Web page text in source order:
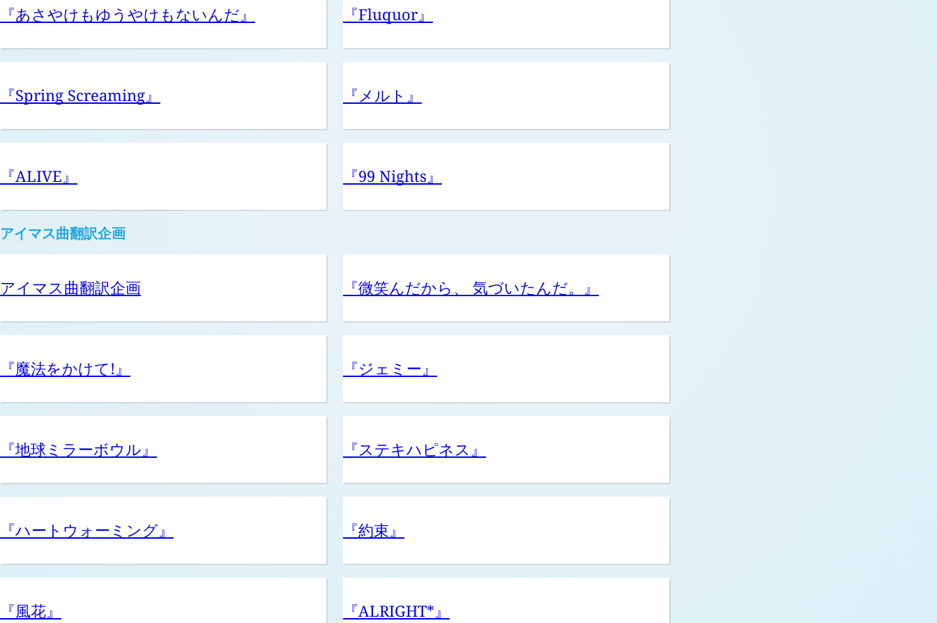
『あさやけもゆうやけもないんだ』 『Fluquor』
『Spring Screaming』 『メルト』
『ALIVE』 『99 Nights』
アイマス曲翻訳企画
アイマス曲翻訳企画 『微笑んだから、 気づいたんだ。』
『魔法をかけて!』 『ジェミー』
『地球ミラーボウル』 『ステキハピネス』
『ハートウォーミング』 『約束』
『風花』 『ALRIGHT*』